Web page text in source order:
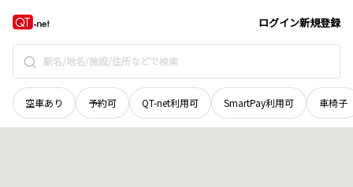
ログイン新規登録
空車あり 予約可 QT-net利用可 SmartPay利用可 車椅子
岡山県